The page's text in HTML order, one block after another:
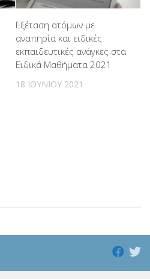
Εξέταση ατόμων με
αναπηρία και ειδικές
εκπαιδευτικές ανάγκες στα
Ειδικά Μαθήματα 2021
18 ΙΟΥΝΊΟΥ 2021